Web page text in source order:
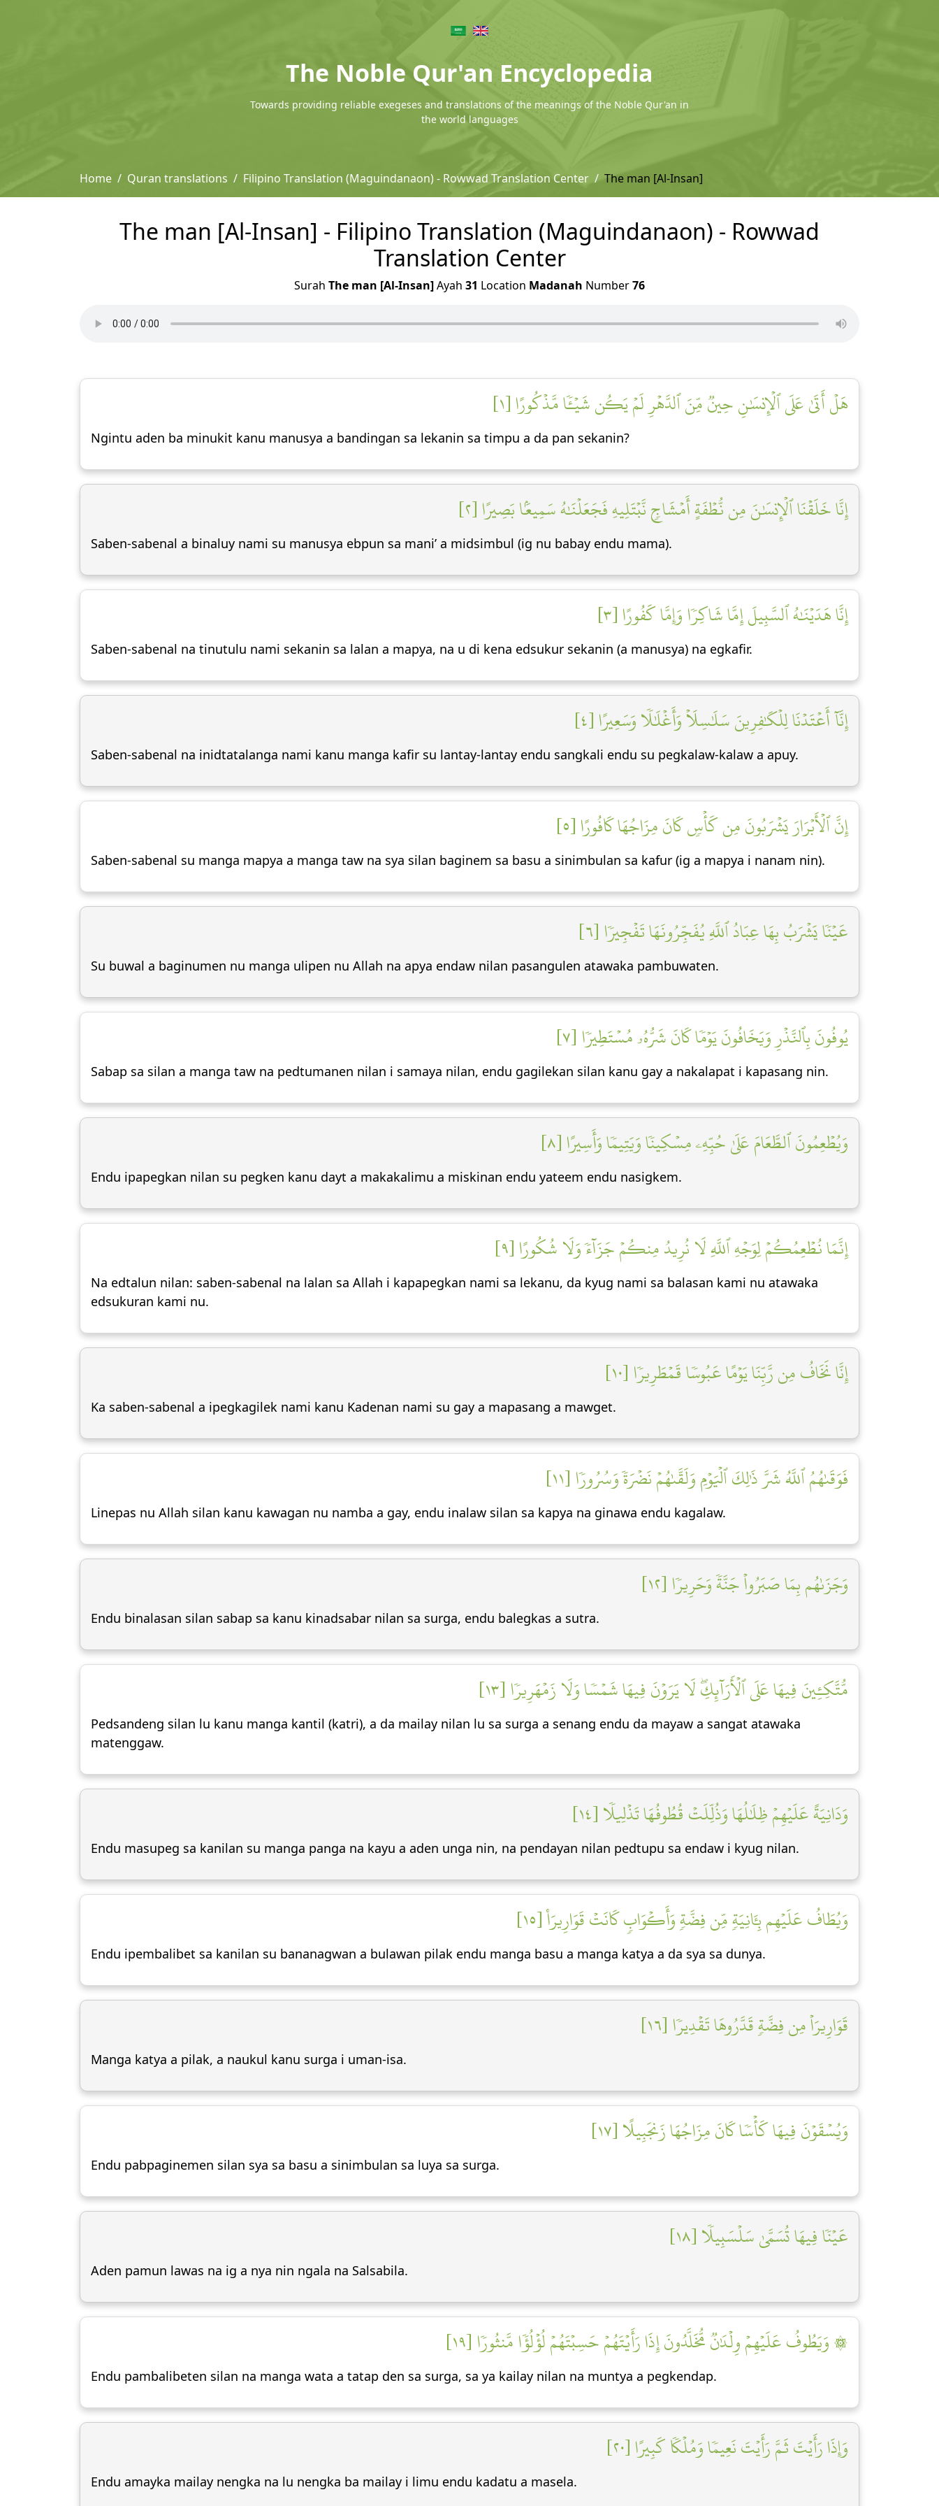
The Noble Qur'an Encyclopedia
Towards providing reliable exegeses and translations of the meanings of the Noble Qur'an in
the world languages
Home Quran translations Filipino Translation (Maguindanaon) - Rowwad Translation Center The man [Al-Insan]
The man [Al-Insan] - Filipino Translation (Maguindanaon) - Rowwad
Translation Center
Surah The man [Al-Insan]Ayah 31 Location Madanah Number76
هَلۡ أَتَىٰ عَلَى ٱلۡإِنسَٰنِ حِينٞ مِّنَ ٱلدَّهۡرِ لَمۡ يَكُن شَيۡـٔٗا مَّذۡكُورًا [١]
Ngintu aden ba minukit kanu manusya a bandingan sa lekanin sa timpu a da pan sekanin?
إِنَّا خَلَقۡنَا ٱلۡإِنسَٰنَ مِن نُّطۡفَةٍ أَمۡشَاجٖ نَّبۡتَلِيهِ فَجَعَلۡنَٰهُ سَمِيعَۢا بَصِيرًا [٢]
Saben-sabenal a binaluy nami su manusya ebpun sa mani’ a midsimbul (ig nu babay endu mama).
إِنَّا هَدَيۡنَٰهُ ٱلسَّبِيلَ إِمَّا شَاكِرٗا وَإِمَّا كَفُورًا [٣]
Saben-sabenal na tinutulu nami sekanin sa lalan a mapya, na u di kena edsukur sekanin (a manusya) na egkafir.
إِنَّآ أَعۡتَدۡنَا لِلۡكَٰفِرِينَ سَلَٰسِلَاْ وَأَغۡلَٰلٗا وَسَعِيرًا [٤]
Saben-sabenal na inidtatalanga nami kanu manga kafir su lantay-lantay endu sangkali endu su pegkalaw-kalaw a apuy.
إِنَّ ٱلۡأَبۡرَارَ يَشۡرَبُونَ مِن كَأۡسٖ كَانَ مِزَاجُهَا كَافُورًا [٥]
Saben-sabenal su manga mapya a manga taw na sya silan baginem sa basu a sinimbulan sa kafur (ig a mapya i nanam nin).
عَيۡنٗا يَشۡرَبُ بِهَا عِبَادُ ٱللَّهِ يُفَجِّرُونَهَا تَفۡجِيرٗا [٦]
Su buwal a baginumen nu manga ulipen nu Allah na apya endaw nilan pasangulen atawaka pambuwaten.
يُوفُونَ بِٱلنَّذۡرِ وَيَخَافُونَ يَوۡمٗا كَانَ شَرُّهُۥ مُسۡتَطِيرٗا [٧]
Sabap sa silan a manga taw na pedtumanen nilan i samaya nilan, endu gagilekan silan kanu gay a nakalapat i kapasang nin.
وَيُطۡعِمُونَ ٱلطَّعَامَ عَلَىٰ حُبِّهِۦ مِسۡكِينٗا وَيَتِيمٗا وَأَسِيرًا [٨]
Endu ipapegkan nilan su pegken kanu dayt a makakalimu a miskinan endu yateem endu nasigkem.
إِنَّمَا نُطۡعِمُكُمۡ لِوَجۡهِ ٱللَّهِ لَا نُرِيدُ مِنكُمۡ جَزَآءٗ وَلَا شُكُورًا [٩]
Na edtalun nilan: saben-sabenal na lalan sa Allah i kapapegkan nami sa lekanu, da kyug nami sa balasan kami nu atawaka
edsukuran kami nu.
إِنَّا نَخَافُ مِن رَّبِّنَا يَوۡمًا عَبُوسٗا قَمۡطَرِيرٗا [١٠]
Ka saben-sabenal a ipegkagilek nami kanu Kadenan nami su gay a mapasang a mawget.
فَوَقَىٰهُمُ ٱللَّهُ شَرَّ ذَٰلِكَ ٱلۡيَوۡمِ وَلَقَّىٰهُمۡ نَضۡرَةٗ وَسُرُورٗا [١١]
Linepas nu Allah silan kanu kawagan nu namba a gay, endu inalaw silan sa kapya na ginawa endu kagalaw.
وَجَزَىٰهُم بِمَا صَبَرُواْ جَنَّةٗ وَحَرِيرٗا [١٢]
Endu binalasan silan sabap sa kanu kinadsabar nilan sa surga, endu balegkas a sutra.
مُّتَّكِـِٔينَ فِيهَا عَلَى ٱلۡأَرَآئِكِۖ لَا يَرَوۡنَ فِيهَا شَمۡسٗا وَلَا زَمۡهَرِيرٗا [١٣]
Pedsandeng silan lu kanu manga kantil (katri), a da mailay nilan lu sa surga a senang endu da mayaw a sangat atawaka
matenggaw.
وَدَانِيَةً عَلَيۡهِمۡ ظِلَٰلُهَا وَذُلِّلَتۡ قُطُوفُهَا تَذۡلِيلٗا [١٤]
Endu masupeg sa kanilan su manga panga na kayu a aden unga nin, na pendayan nilan pedtupu sa endaw i kyug nilan.
وَيُطَافُ عَلَيۡهِم بِـَٔانِيَةٖ مِّن فِضَّةٖ وَأَكۡوَابٖ كَانَتۡ قَوَارِيرَا۠ [١٥]
Endu ipembalibet sa kanilan su bananagwan a bulawan pilak endu manga basu a manga katya a da sya sa dunya.
قَوَارِيرَاْ مِن فِضَّةٖ قَدَّرُوهَا تَقۡدِيرٗا [١٦]
Manga katya a pilak, a naukul kanu surga i uman-isa.
وَيُسۡقَوۡنَ فِيهَا كَأۡسٗا كَانَ مِزَاجُهَا زَنجَبِيلًا [١٧]
Endu pabpaginemen silan sya sa basu a sinimbulan sa luya sa surga.
عَيۡنٗا فِيهَا تُسَمَّىٰ سَلۡسَبِيلٗا [١٨]
Aden pamun lawas na ig a nya nin ngala na Salsabila.
۞ وَيَطُوفُ عَلَيۡهِمۡ وِلۡدَٰنٞ مُّخَلَّدُونَ إِذَا رَأَيۡتَهُمۡ حَسِبۡتَهُمۡ لُؤۡلُؤٗا مَّنثُورٗا [١٩]
Endu pambalibeten silan na manga wata a tatap den sa surga, sa ya kailay nilan na muntya a pegkendap.
وَإِذَا رَأَيۡتَ ثَمَّ رَأَيۡتَ نَعِيمٗا وَمُلۡكٗا كَبِيرًا [٢٠]
Endu amayka mailay nengka na lu nengka ba mailay i limu endu kadatu a masela.